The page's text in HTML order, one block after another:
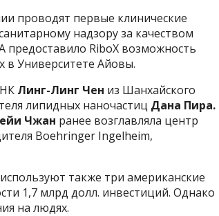
проводят первые клинические
надзору за качеством
RiboX возможность
в Университете Айовы.
Линг-Линг Чен из Шанхайского
липидных наночастиц Дана Пира.
Чжан ранее возглавляла центр
Boehringer Ingelheim,
также три американские
1,7 млрд долл. инвестиций. Однако
на людях.